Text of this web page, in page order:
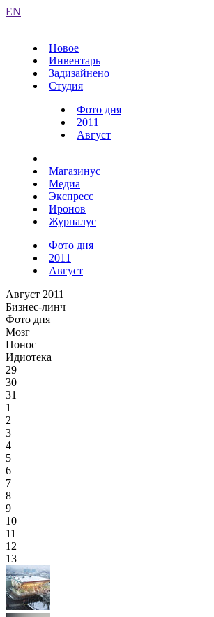
EN
Новое
Инвентарь
Задизайнено
Студия
Фото дня
2011
Август
Магазинус
Медиа
Экспресс
Иронов
Журналус
Фото дня
2011
Август
Август 2011
Бизнес-линч
Фото дня
Мозг
Понос
Идиотека
29
30
31
1
2
3
4
5
6
7
8
9
10
11
12
13